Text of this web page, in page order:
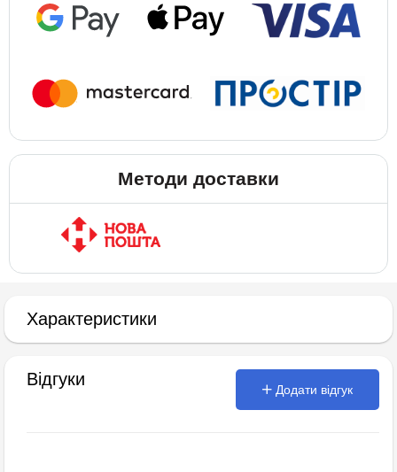
Методи доставки
Характеристики
Відгуки
Додати відгук